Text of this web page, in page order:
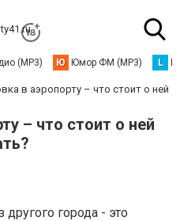
(MP3) Ю Юмор ФМ (MP3) L
в аэропорту – что стоит о ней
– что стоит о ней
города - это